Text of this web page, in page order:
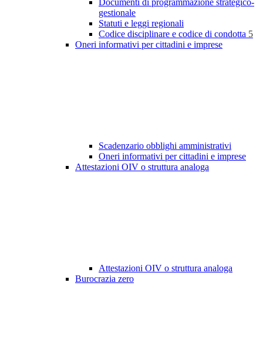
Documenti di programmazione strategico-
gestionale
Statuti e leggi regionali
Codice disciplinare e codice di condotta 5
Oneri informativi per cittadini e imprese
Scadenzario obblighi amministrativi
Oneri informativi per cittadini e imprese
Attestazioni OIV o struttura analoga
Attestazioni OIV o struttura analoga
Burocrazia zero